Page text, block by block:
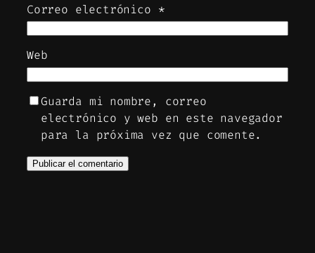
Correo electrónico *
Web
Guarda mi nombre, correo
electrónico y web en este navegador
para la próxima vez que comente.